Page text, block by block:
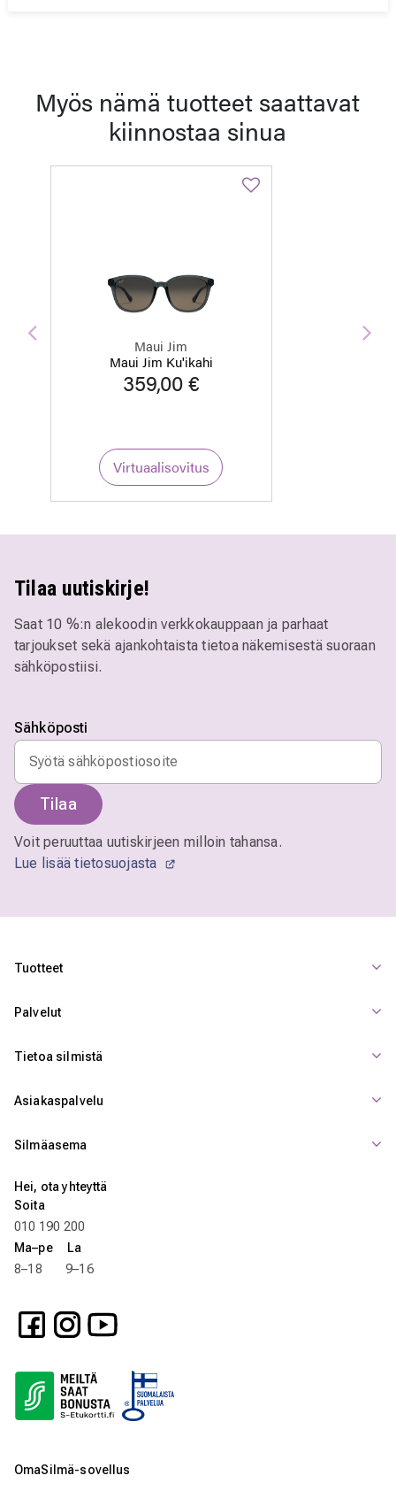
Myös nämä tuotteet saattavat
kiinnostaa sinua
Maui Jim
Maui Jim Ku'ikahi
359,00 €
Virtuaalisovitus
Edellinen
Tilaa uutiskirje!
Saat 10 %:n alekoodin verkkokauppaan ja parhaat
tarjoukset sekä ajankohtaista tietoa näkemisestä suoraan
sähköpostiisi.
Sähköposti
Tilaa
Voit peruuttaa uutiskirjeen milloin tahansa.
Lue lisää tietosuojasta
Tuotteet
Palvelut
Tietoa silmistä
Asiakaspalvelu
Silmäasema
Hei, ota yhteyttä
Soita
010 190 200
Ma–pe La
8–18 9–16
OmaSilmä-sovellus